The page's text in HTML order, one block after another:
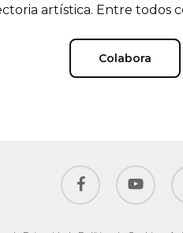
artística. Entre todos
Colabora
facebook youtube